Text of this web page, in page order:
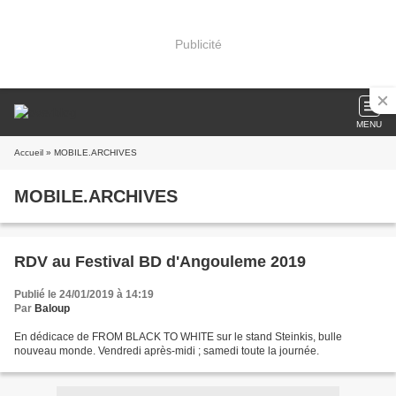
Publicité
MENU
Accueil » MOBILE.ARCHIVES
MOBILE.ARCHIVES
RDV au Festival BD d'Angouleme 2019
Publié le 24/01/2019 à 14:19
Par Baloup
En dédicace de FROM BLACK TO WHITE sur le stand Steinkis, bulle
nouveau monde. Vendredi après-midi ; samedi toute la journée.